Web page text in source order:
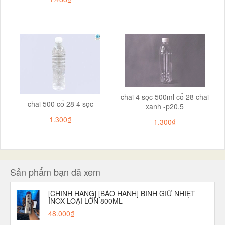
chai 500 cổ 28 4 sọc
1.300₫
chai 4 sọc 500ml cổ 28 chai
xanh -p20.5
1.300₫
Sản phẩm bạn đã xem
[CHÍNH HÃNG] [BẢO HÀNH] BÌNH GIỮ NHIỆT
INOX LOẠI LỚN 800ML
48.000₫